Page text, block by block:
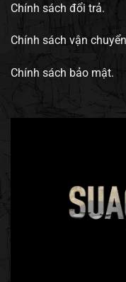
Chính sách đổi trả.
Chính sách vận
Chính sách bảo mật.